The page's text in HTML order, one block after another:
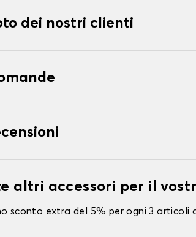
dei nostri clienti
altri accessori per il
sconto extra del 5% per ogni 3 articoli